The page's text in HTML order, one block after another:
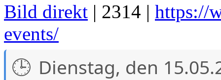
Bild direkt | 2314 | https://
events/
Dienstag, den